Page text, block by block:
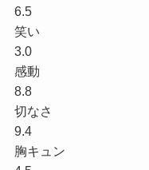
6.5
笑い
3.0
感動
8.8
切なさ
9.4
胸キュン